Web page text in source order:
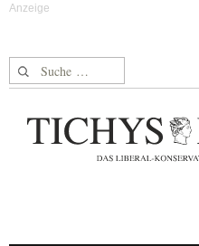
Suche nach: